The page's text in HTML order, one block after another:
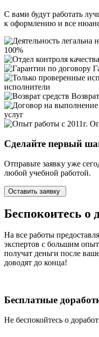
С вами будут работать
к оформлению и все
100%
исполнители
услуг
Сделайте первый
Отправьте заявку уже
любой учебной работой.
Оставить заявку
Беспокоитесь о
На все работы
экспертов с большим
получат деньги после
доводят до конца!
Бесплатные
Не беспокойтесь о